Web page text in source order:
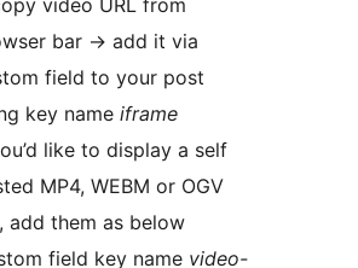
video URL from
bar -> add it via
field to your post
key name iframe
like to display a self
MP4, WEBM or OGV
add them as below
field key name video-